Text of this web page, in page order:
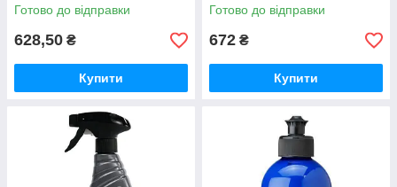
Готово до відправки
628,50 ₴
Купити
Готово до відправки
672 ₴
Купити